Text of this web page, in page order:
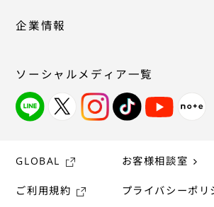
企業情報
ソーシャルメディア一覧
GLOBAL お客様相談室
ご利用規約 プライバシーポリ